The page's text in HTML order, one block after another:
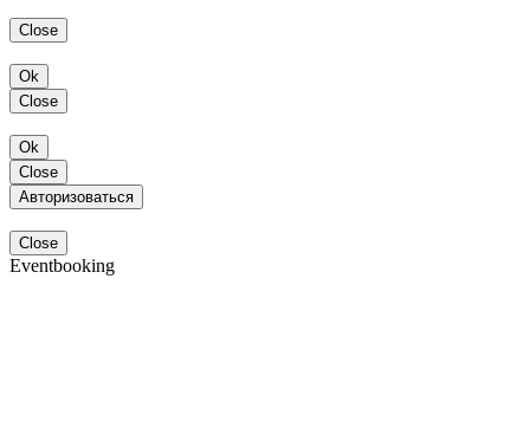
Close
Ok
Close
Ok
Close
Авторизоваться
Close
Eventbooking